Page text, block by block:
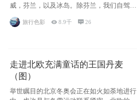
威，芬兰，以及冰岛。除芬兰，我们自驾游
旅行色影 8.9千 26
走进北欧充满童话的王国丹麦
（图）
举世瞩目的北京冬奥会正在如火如荼地进行